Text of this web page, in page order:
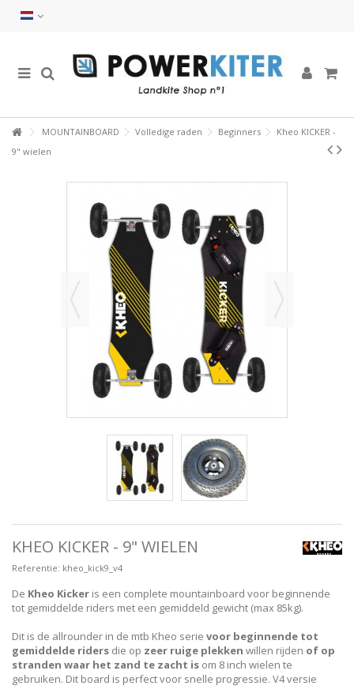
MOUNTAINBOARD Volledige raden Beginners
Kheo KICKER -
9" wielen
KHEO KICKER - 9" WIELEN
Referentie: kheo_kick9_v4
De Kheo Kicker is een complete mountainboard voor beginnende
tot gemiddelde riders met een gemiddeld gewicht (max 85kg).
Dit is de allrounder in de mtb Kheo serie voor beginnende tot
gemiddelde riders die op zeer ruige plekken willen rijden of op
stranden waar het zand te zacht is om 8 inch wielen te
gebruiken. Dit board is perfect voor snelle progressie. V4 versie